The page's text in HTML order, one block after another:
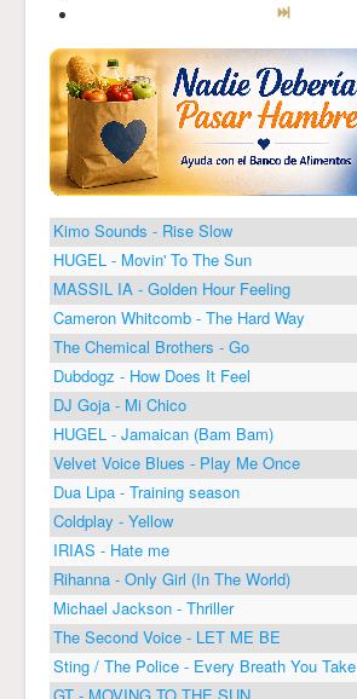
Kimo Sounds - Rise Slow
HUGEL - Movin' To The Sun
MASSIL IA - Golden Hour Feeling
Cameron Whitcomb - The Hard Way
The Chemical Brothers - Go
Dubdogz - How Does It Feel
DJ Goja - Mi Chico
HUGEL - Jamaican (Bam Bam)
Velvet Voice Blues - Play Me Once
Dua Lipa - Training season
Coldplay - Yellow
IRIAS - Hate me
Rihanna - Only Girl (In The World)
Michael Jackson - Thriller
The Second Voice - LET ME BE
Sting / The Police - Every Breath You Take